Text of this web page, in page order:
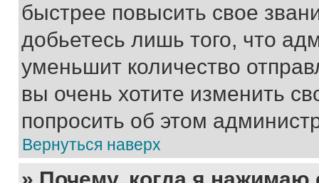
быстрее повысить свое
добьетесь лишь того, что
уменьшит количество
вы очень хотите изменить
попросить об этом
Вернуться наверх